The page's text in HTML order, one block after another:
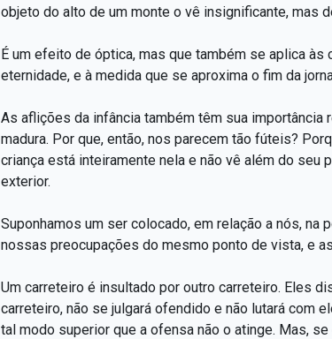
objeto do alto de um monte o vê insignificante, mas
É um efeito de óptica, mas que também se aplica
eternidade, e à medida que se aproxima o fim da
As aflições da infância também têm sua importância
madura. Por que, então, nos parecem tão fúteis?
criança está inteiramente nela e não vê além do seu
exterior.
Suponhamos um ser colocado, em relação a nós, na
nossas preocupações do mesmo ponto de vista, e
Um carreteiro é insultado por outro carreteiro. Eles
carreteiro, não se julgará ofendido e não lutará com
tal modo superior que a ofensa não o atinge. Mas,